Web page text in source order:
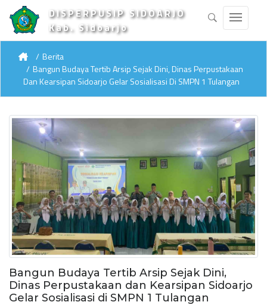
DISPERPUSIP SIDOARJO
Kab. Sidoarjo
Berita
Bangun Budaya Tertib Arsip Sejak Dini, Dinas Perpustakaan
Dan Kearsipan Sidoarjo Gelar Sosialisasi Di SMPN 1 Tulangan
Bangun Budaya Tertib Arsip Sejak Dini,
Dinas Perpustakaan dan Kearsipan Sidoarjo
Gelar Sosialisasi di SMPN 1 Tulangan